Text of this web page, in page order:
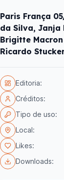
Paris França
da Silva, Janja
Brigitte
Ricardo
Editoria:
Créditos:
Tipo de uso:
Local:
Likes:
Downloads: